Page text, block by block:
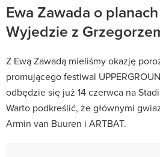
Ewa Zawada o
Wyjedzie z
Z Ewą Zawadą mieliśmy okazję
promującego festiwal
odbędzie się już 14 czerwca na
Warto podkreślić, że głównymi
Armin van Buuren i ARTBAT.